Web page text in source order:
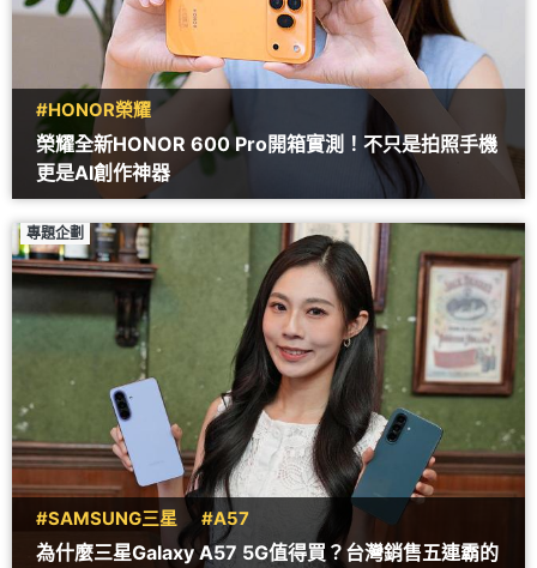
#HONOR榮耀
榮耀全新HONOR 600 Pro開箱實測！不只是拍照手機
更是AI創作神器
專題企劃
#SAMSUNG三星 #A57
為什麼三星Galaxy A57 5G值得買？台灣銷售五連霸的